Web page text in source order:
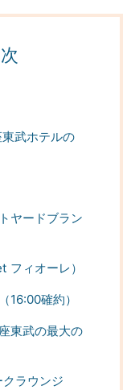
武ホテルの
ヤードブラン
ィオーレ）
確約）
東武の最大の
ラウンジ